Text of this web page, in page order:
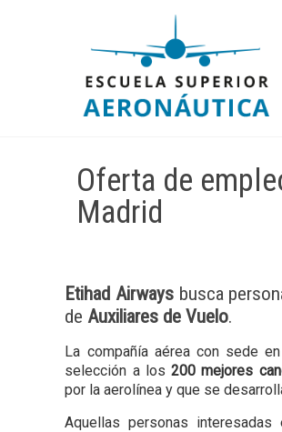
Oferta de
Madrid
Etihad Airwaysbusca
de Auxiliares de Vuelo.
La compañía aérea con sede
selección a los200 mejores
por la aerolínea y que se
Aquellas personas